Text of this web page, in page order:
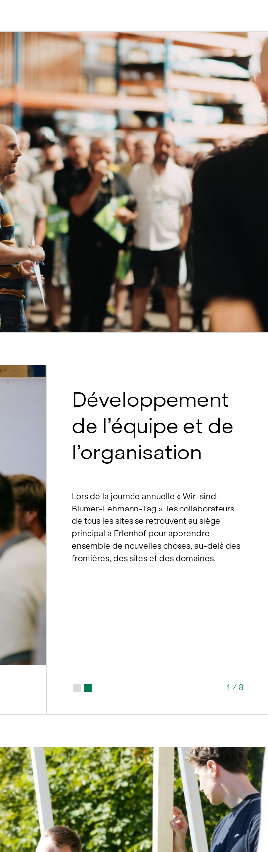
Développement
de l’équipe et de
l’organisation
Lors de la journée annuelle « Wir-sind-
Blumer-Lehmann-Tag », les collaborateurs
de tous les sites se retrouvent au siège
principal à Erlenhof pour apprendre
ensemble de nouvelles choses, au-delà des
frontières, des sites et des domaines.
1 / 8